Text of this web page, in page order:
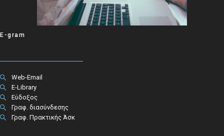
E-gram
Web-Email
E-Library
Εύδοξος
Γραφ. διασύνδεσης
Γραφ. Πρακτικής Άσκ